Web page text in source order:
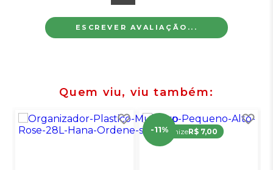
ESCREVER AVALIAÇÃO...
Quem viu, viu também
-11%
EconomizeR$ 7,00